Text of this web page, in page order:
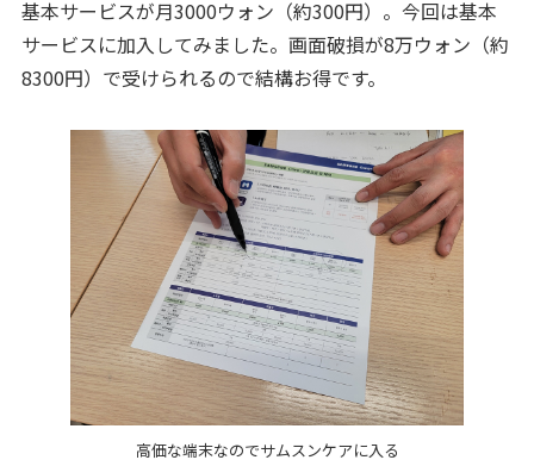
基本サービスが月3000ウォン（約300円）。今回は基本
サービスに加入してみました。画面破損が8万ウォン（約
8300円）で受けられるので結構お得です。
高価な端末なのでサムスンケアに入る